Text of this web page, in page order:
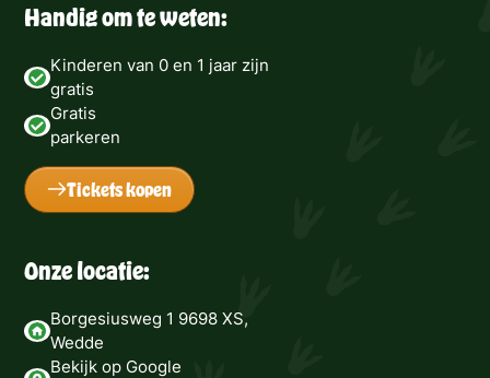
Handig om te weten:
Kinderen van 0 en 1 jaar zijn
gratis
Gratis
parkeren
Tickets kopen
Onze locatie:
Borgesiusweg 1 9698 XS,
Wedde
Bekijk op Google